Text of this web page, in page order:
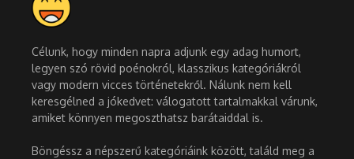
Célunk, hogy minden napra adjunk egy adag humort,
legyen szó rövid poénokról, klasszikus kategóriákról
vagy modern vicces történetekről. Nálunk nem kell
keresgélned a jókedvet: válogatott tartalmakkal várunk,
amiket könnyen megoszthatsz barátaiddal is.
Böngéssz a népszerű kategóriáink között, találd meg a